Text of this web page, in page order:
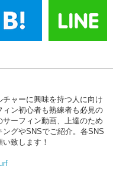
ャーに興味を持つ人に向け
ン初心者も熟練者も必見の
ーフィン動画、上達のため
グやSNSでご紹介。各SNS
致します！